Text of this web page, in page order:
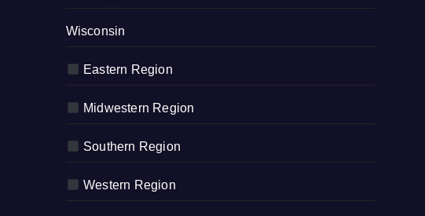
Wisconsin
Eastern Region
Midwestern Region
Southern Region
Western Region